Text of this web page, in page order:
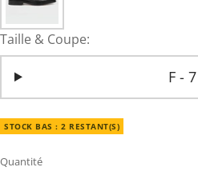
Taille & Coupe:
F - 7
STOCK BAS : 2 RESTANT(S)
Quantité